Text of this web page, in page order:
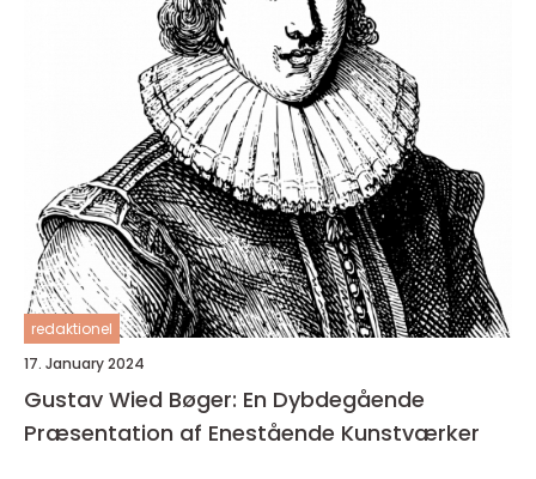
redaktionel
17. January 2024
Gustav Wied Bøger: En Dybdegående
Præsentation af Enestående Kunstværker